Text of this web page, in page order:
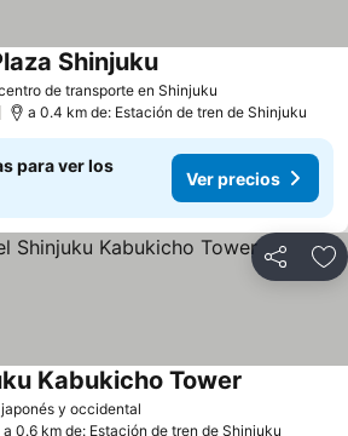
de transporte en Shinjuku
Shinjuku
a 0.4 km de: Estación de tren de Shinjuku
para ver los
Ver precios
Compartir
y occidental
Kabukicho Tower
a 0.6 km de: Estación de tren de Shinjuku